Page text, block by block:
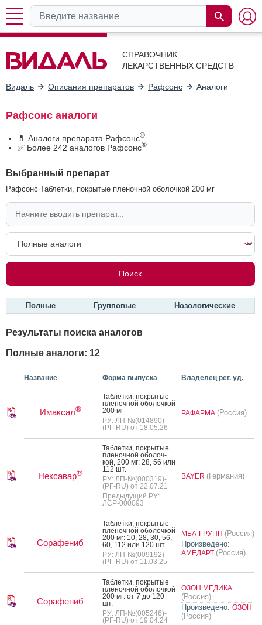
СПРАВОЧНИК
ЛЕКАРСТВЕННЫХ СРЕДСТВ
Видаль Описания препаратов Рафсонс Аналоги
Рафсонс аналоги
💊 Аналоги препарата Рафсонс®
✅ Более 242 аналогов Рафсонс®
Выбранный препарат
Рафсонс Таблетки, покрытые пленочной оболочкой 200 мг
Полные Групповые Нозологические
Результаты поиска аналогов
Полные аналоги: 12
Название Форма выпуска Владелец рег. уд.
Имаксал®
Таб­летки, пок­ры­тые
пле­ноч­ной обо­лоч­кой
200 мг
РУ: ЛП-№(014890)-
(РГ-RU) от 18.05.26
РАФАРМА (Россия)
Нексавар®
Таб­летки, пок­ры­тые
пле­ноч­ной обо­лоч­
кой, 200 мг: 28, 56 или
112 шт.
РУ: ЛП-№(000319)-
(РГ-RU) от 22.07.21
Предыдущий РУ:
ЛСР-000093
BAYER (Германия)
Сорафениб
Таб­летки, пок­ры­тые
пле­ноч­ной обо­лоч­кой
200 мг: 10, 28, 30, 56,
60, 112 или 120 шт.
РУ: ЛП-№(009192)-
(РГ-RU) от 11.03.25
МБА-ГРУПП (Россия)
Произведено:
АМЕДАРТ (Россия)
Сорафениб
Таб­летки, пок­ры­тые
пле­ноч­ной обо­лоч­кой
200 мг: от 7 до 120
шт.
РУ: ЛП-№(005246)-
(РГ-RU) от 19.04.24
ОЗОН МЕДИКА
(Россия)
Произведено: ОЗОН
(Россия)